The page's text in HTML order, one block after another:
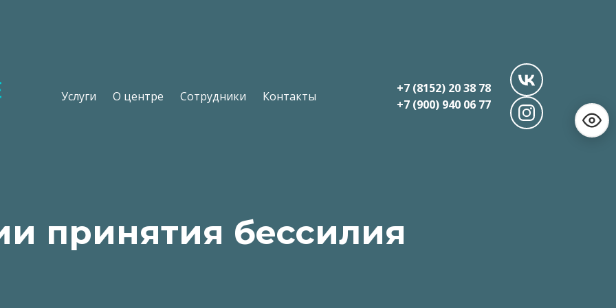
Услуги О центре Сотрудники Контакты
+7 (8152) 20 38 78
+7 (900) 940 06 77
принятия бессилия